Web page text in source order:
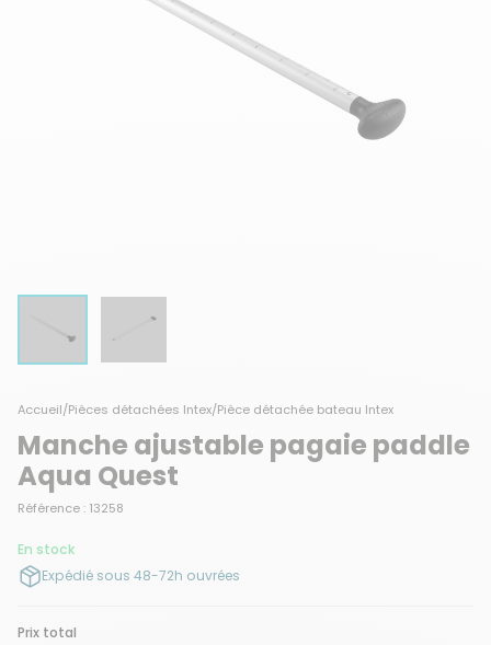
Accueil/Pièces détachées Intex/Pièce détachée bateau Intex
Manche ajustable pagaie paddle
Aqua Quest
Référence : 13258
En stock
Expédié sous 48-72h ouvrées
Prix total